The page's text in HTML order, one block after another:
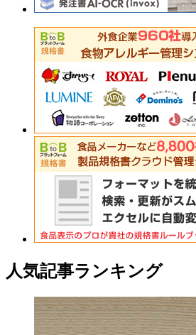
人気記事ランキング